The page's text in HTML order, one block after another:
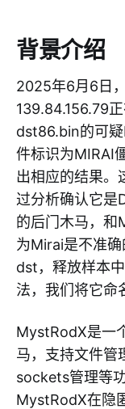
背景介绍
2025年6月6日
139.84.156.79
dst86.bin的可疑
件标识为MIRAI
出相应的结果。
过分析确认它是
的后门木马，和
为Mirai是不准
dst，释放样本
法，我们将它命
MystRodX是一
马，支持文件管
sockets管理等
MystRodX在隐